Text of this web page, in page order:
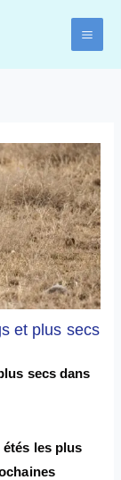
et plus secs
secs dans
étés les plus